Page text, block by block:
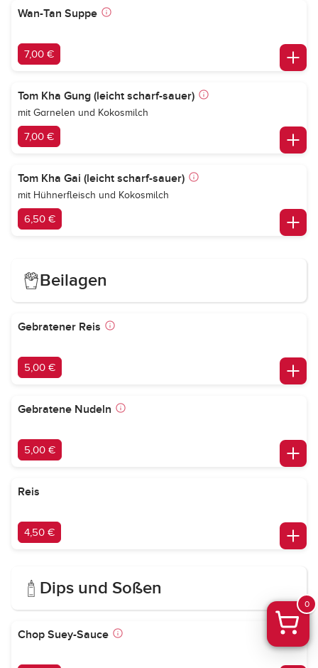
Wan-Tan Suppe
7,00 €
Tom Kha Gung (leicht scharf-sauer)
mit Garnelen und Kokosmilch
7,00 €
Tom Kha Gai (leicht scharf-sauer)
mit Hühnerfleisch und Kokosmilch
6,50 €
Beilagen
Gebratener Reis
5,00 €
Gebratene Nudeln
5,00 €
Reis
4,50 €
Dips und Soßen
Chop Suey-Sauce
0